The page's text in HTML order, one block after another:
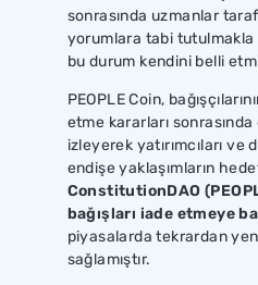
sonrasında uzmanlar
yorumlara tabi tutulmakla
bu durum kendini belli
PEOPLE Coin,
etme kararları
izleyerek yatırımcıları
endişe yaklaşımların
ConstitutionDAO
bağışları iade etmeye
piyasalarda tekrardan
sağlamıştır.